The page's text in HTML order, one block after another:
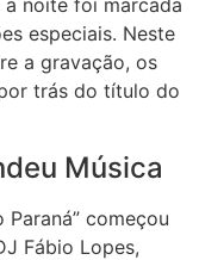
noite foi marcada
especiais. Neste
a gravação, os
trás do título do
Música
começou
Fábio Lopes,